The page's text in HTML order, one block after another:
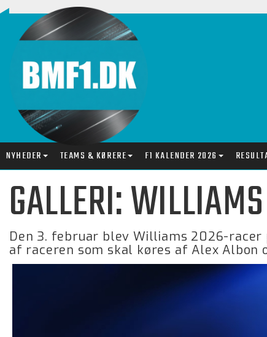
NYHEDER TEAMS & KØRERE F1 KALENDER 2026
GALLERI:
Den 3. februar blev Williams 2026-
af raceren som skal køres af Alex Albon